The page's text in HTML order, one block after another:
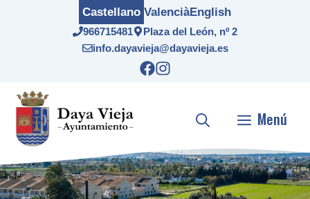
966715481
Plaza del León, nº 2
info.dayavieja@dayavieja.es
Castellano ValenciàEnglish
Menú